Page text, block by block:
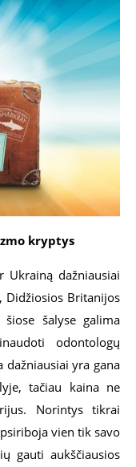
kryptys
Ukrainą dažniausiai
Didžiosios Britanijos
šalyse galima
odontologų
dažniausiai yra gana
tačiau kaina ne
Norintys tikrai
vien tik savo
gauti aukščiausios